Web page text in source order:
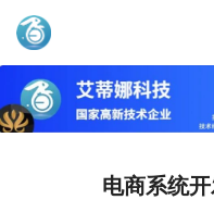
艾蒂娜科技
电商系统